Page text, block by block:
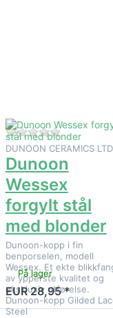
2 Vurderinger.
Det er
DUNOON CERAMICS LTD
Dunoon
Wessex
forgylt stål
med blonder
Dunoon-kopp i fin
benporselen, modell
Wessex. Et ekte
av ypperste kvalitet og
eksklusiv utførelse.
Dunoon-kopp Gilded
Steel
På lager
EUR 28,95 *